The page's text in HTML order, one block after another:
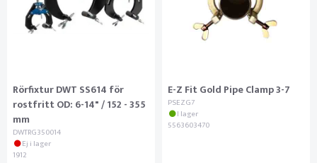
Rörfixtur DWT SS614 för
rostfritt OD: 6-14" / 152 - 355
mm
DWTRG350014
Ej i lager
1912
E-Z Fit Gold Pipe Clamp 3-7
PSEZG7
I lager
5563603470